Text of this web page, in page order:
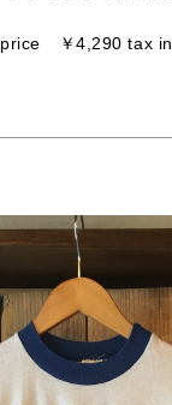
price ￥4,290 tax in